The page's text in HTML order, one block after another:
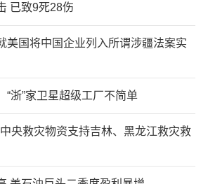
已致9死28伤
美国将中国企业列入所谓涉疆法案实
“浙”家卫星超级工厂不简单
央救灾物资支持吉林、黑龙江救灾救